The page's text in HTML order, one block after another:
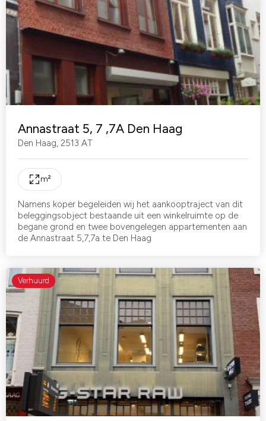
Annastraat 5, 7 ,7A Den Haag
Den Haag, 2513 AT
m²
Namens koper begeleiden wij het aankooptraject van dit
beleggingsobject bestaande uit een winkelruimte op de
begane grond en twee bovengelegen appartementen aan
de Annastraat 5,7,7a te Den Haag
Verhuurd